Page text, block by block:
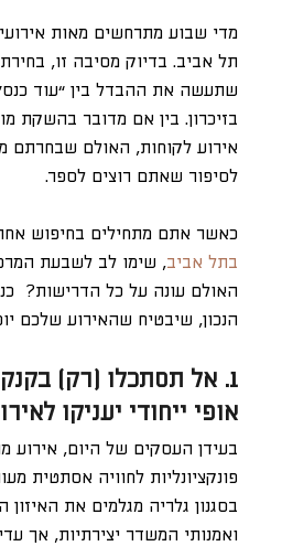
מדי שבוע מתרחשים מאות
תל אביב. בדיוק מסיבה זו,
שתעשה את ההבדל בין “עוד
בזיכרון. בין אם מדובר בהשקת
אירוע לקוחות, האולם שבחרתם
לסיפור שאתם רוצים לספר.
כאשר אתם מתחילים בחיפוש
בתל אביב, שימו לב לשבעת
האולם עונה על כל הדרישות?
הנכון, שיבטיח שהאירוע שלכם
1. אל תסתכלו (רק)
אופי ייחודי יעניקו
בעידן העסקים של היום, אירוע
פונקציונליות לחוויה אסתטית
בסגנון גלריה מגלמים את
ואמנותי המשדר יצירתיות, אך